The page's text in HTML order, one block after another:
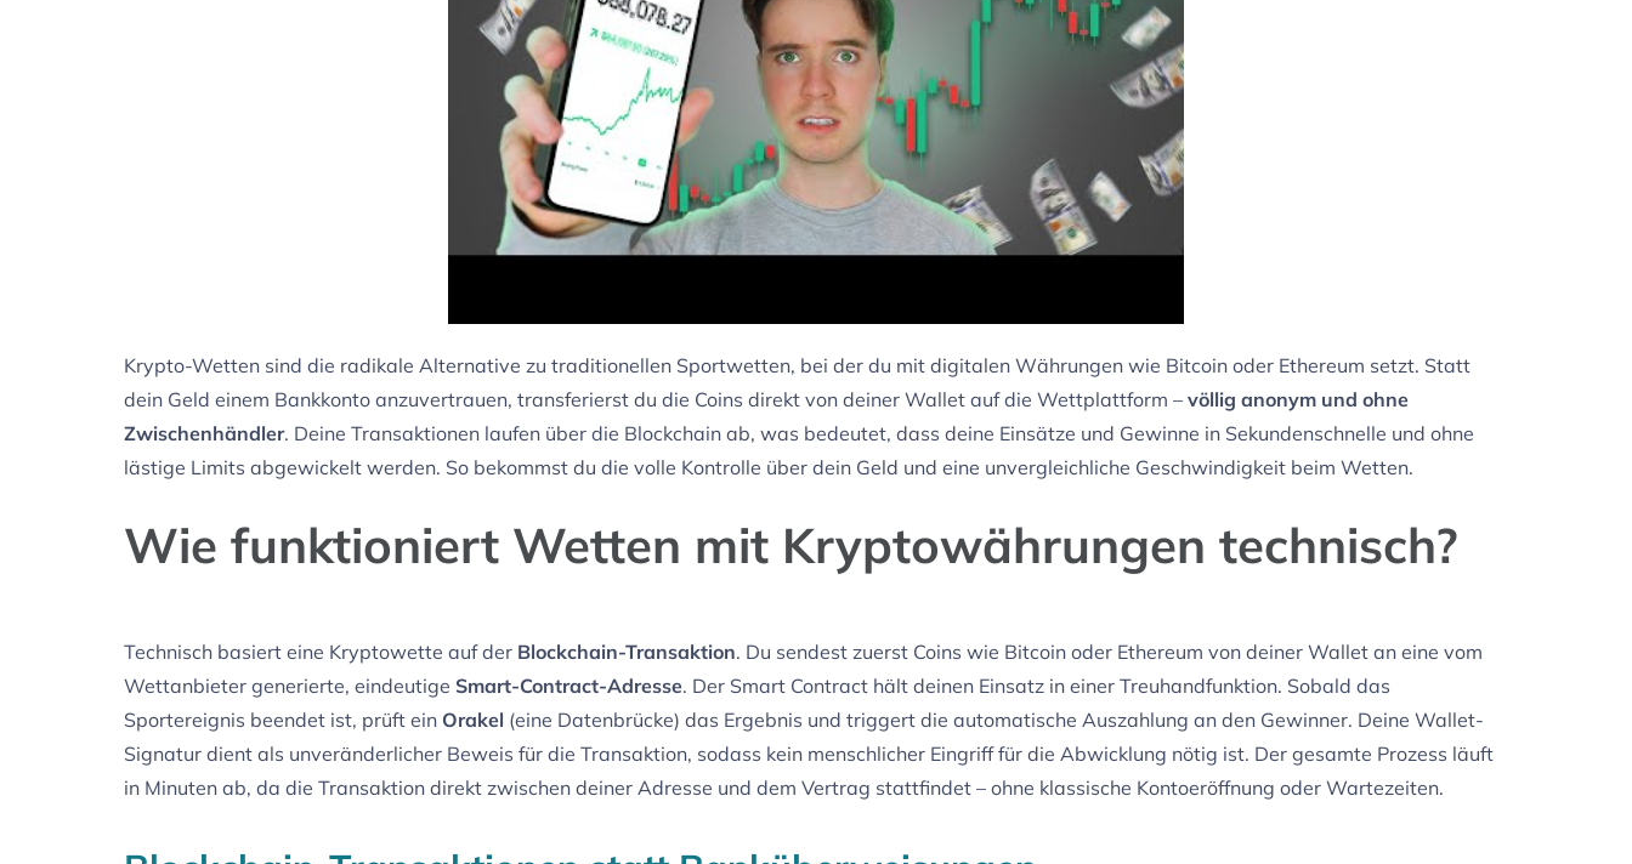
Krypto-Wetten sind die radikale Alternative zu traditionellen Sportwetten, bei der du mit digitalen Währungen wie Bitcoin oder Ethereum setzt. Statt
dein Geld einem Bankkonto anzuvertrauen, transferierst du die Coins direkt von deiner Wallet auf die Wettplattform – völlig anonym und ohne
Zwischenhändler. Deine Transaktionen laufen über die Blockchain ab, was bedeutet, dass deine Einsätze und Gewinne in Sekundenschnelle und ohne
lästige Limits abgewickelt werden. So bekommst du die volle Kontrolle über dein Geld und eine unvergleichliche Geschwindigkeit beim Wetten.
Wie funktioniert Wetten mit Kryptowährungen technisch?
Technisch basiert eine Kryptowette auf der Blockchain-Transaktion. Du sendest zuerst Coins wie Bitcoin oder Ethereum von deiner Wallet an eine vom
Wettanbieter generierte, eindeutige Smart-Contract-Adresse. Der Smart Contract hält deinen Einsatz in einer Treuhandfunktion. Sobald das
Sportereignis beendet ist, prüft ein Orakel (eine Datenbrücke) das Ergebnis und triggert die automatische Auszahlung an den Gewinner. Deine Wallet-
Signatur dient als unveränderlicher Beweis für die Transaktion, sodass kein menschlicher Eingriff für die Abwicklung nötig ist. Der gesamte Prozess läuft
in Minuten ab, da die Transaktion direkt zwischen deiner Adresse und dem Vertrag stattfindet – ohne klassische Kontoeröffnung oder Wartezeiten.